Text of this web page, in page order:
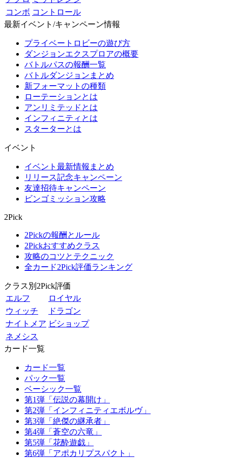
コンボ コントロール
最新イベント/キャンペーン情報
プライベートロビーの遊び方
ダンジョンエクスプロアの概要
バトルパスの報酬一覧
バトルダンジョンまとめ
新フォーマットの種類
ローテーションとは
アンリミテッドとは
インフィニティとは
スターターとは
イベント
イベント最新情報まとめ
リリース記念キャンペーン
友達招待キャンペーン
ビンゴミッション攻略
2Pick
2Pickの報酬とルール
2Pickおすすめクラス
攻略のコツとテクニック
全カード2Pick評価ランキング
クラス別2Pick評価
エルフ
ロイヤル
ウィッチ
ドラゴン
ナイトメア ビショップ
ネメシス
カード一覧
カード一覧
パック一覧
ベーシック一覧
第1弾「伝説の幕開け」
第2弾「インフィニティエボルヴ」
第3弾「絶傑の継承者」
第4弾「蒼空の六竜」
第5弾「花酔遊戯」
第6弾「アポカリプスパクト」